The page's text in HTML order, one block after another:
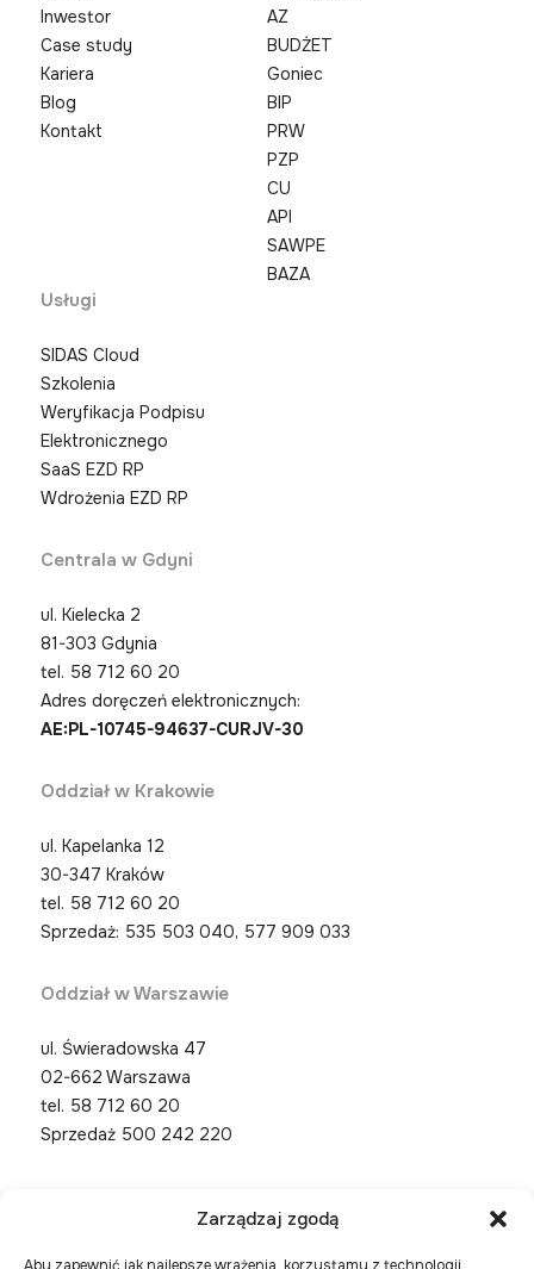
Zarządzaj zgodą
Inwestor
Case study
Kariera
Blog
Kontakt
AZ
BUDŻET
Goniec
BIP
PRW
PZP
CU
API
SAWPE
BAZA
Usługi
SIDAS Cloud
Szkolenia
Weryfikacja Podpisu
Elektronicznego
SaaS EZD RP
Wdrożenia EZD RP
Centrala w Gdyni
ul. Kielecka 2
81-303 Gdynia
tel. 58 712 60 20
Adres doręczeń elektronicznych:
AE:PL-10745-94637-CURJV-30
Oddział w Krakowie
ul. Kapelanka 12
30-347 Kraków
tel. 58 712 60 20
Sprzedaż: 535 503 040, 577 909 033
Oddział w Warszawie
ul. Świeradowska 47
02-662 Warszawa
tel. 58 712 60 20
Sprzedaż 500 242 220